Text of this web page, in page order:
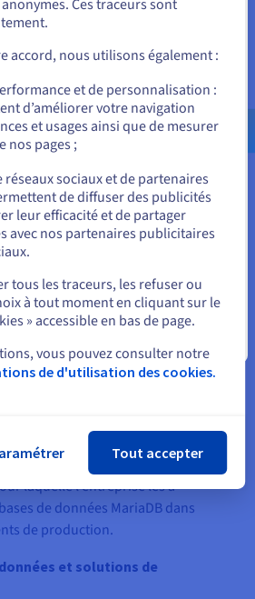
version de MariaDB. Ce n’est
bases de données
CRM, mais c’est celui qui s’est
sur ce matériel.
de bases de données :
MySQL et MariaDB
SaaS de YetiForce, l’entreprise
de comparer les
et MariaDB. Réalisés avec
ont été effectués en utilisant
car cette solution s’était
par le passé. Plus de
(lecture, écriture et autres) et
capacités du moteur de la
aux serveurs BHG. Les
sont avérés les plus
laquelle l’entreprise les a
de données MariaDB dans
de production.
et solutions de
vous sur le site de votre pays (États-
Unis
Anglais USD - $
ou
site web
Ces traceurs sont
accord, nous utilisons également :
et de personnalisation :
d’améliorer votre navigation
et usages ainsi que de mesurer
nos pages ;
réseaux sociaux et de partenaires
de diffuser des publicités
leur efficacité et de partager
avec nos partenaires publicitaires
tous les traceurs, les refuser ou
à tout moment en cliquant sur le
» accessible en bas de page.
vous pouvez consulter notre
de d'utilisation des cookies.
Tout accepter